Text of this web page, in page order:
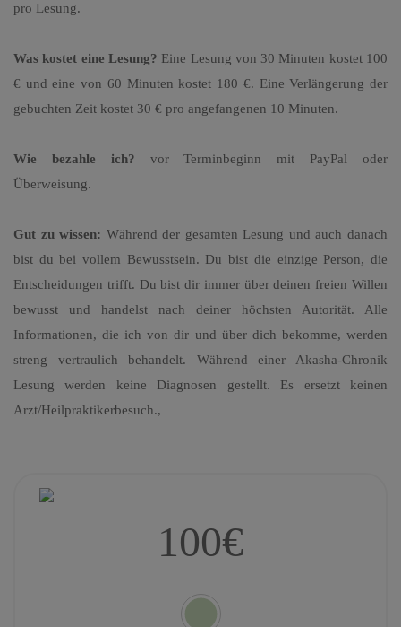
pro Lesung.
Was kostet eine Lesung? Eine Lesung von 30 Minuten kostet 100
€ und eine von 60 Minuten kostet 180 €. Eine Verlängerung der
gebuchten Zeit kostet 30 € pro angefangenen 10 Minuten.
Wie bezahle ich? vor Terminbeginn mit PayPal oder
Überweisung.
Gut zu wissen: Während der gesamten Lesung und auch danach
bist du bei vollem Bewusstsein. Du bist die einzige Person, die
Entscheidungen trifft. Du bist dir immer über deinen freien Willen
bewusst und handelst nach deiner höchsten Autorität. Alle
Informationen, die ich von dir und über dich bekomme, werden
streng vertraulich behandelt. Während einer Akasha-Chronik
Lesung werden keine Diagnosen gestellt. Es ersetzt keinen
Arzt/Heilpraktikerbesuch.,
100€